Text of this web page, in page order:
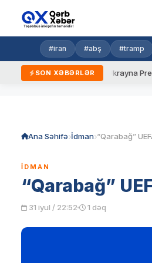
#iran #abş #tramp
SON XƏBƏRLƏR
yeni qaydalar Ukrayna
Ana Səhifə İdman “Qarabağ”
İDMAN
“Qarabağ”
31 iyul / 22:52 1 dəq